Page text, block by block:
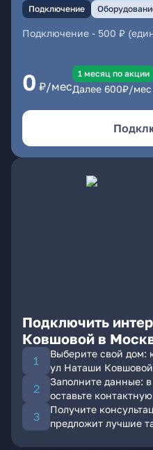
Подключение
Подключение - 500 ₽
0 ₽/мес
1 месяц по акции
Далее 600₽/мес
Подключить
Ковшовой в
Выберите свой дом:
ул Наташи Ковшовой
Заполните данные:
оставьте
Получите
предложит лучшие